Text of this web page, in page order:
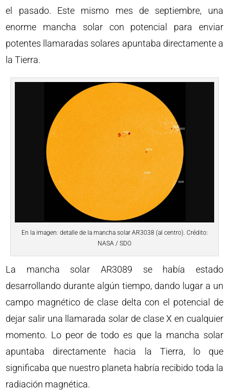
el pasado. Este mismo mes de septiembre, una
enorme mancha solar con potencial para enviar
potentes llamaradas solares apuntaba directamente a
la Tierra.
En la imagen: detalle de la mancha solar AR3038 (al centro). Crédito:
NASA / SDO
La mancha solar AR3089 se había estado
desarrollando durante algún tiempo, dando lugar a un
campo magnético de clase delta con el potencial de
dejar salir una llamarada solar de clase X en cualquier
momento. Lo peor de todo es que la mancha solar
apuntaba directamente hacia la Tierra, lo que
significaba que nuestro planeta habría recibido toda la
radiación magnética.